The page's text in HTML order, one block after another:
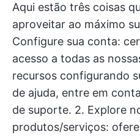
Aqui estão três coisas
aproveitar ao máximo
Configure sua conta:
acesso a todas as
recursos configurando
de ajuda, entre em
de suporte. 2. Explore
produtos/serviços: